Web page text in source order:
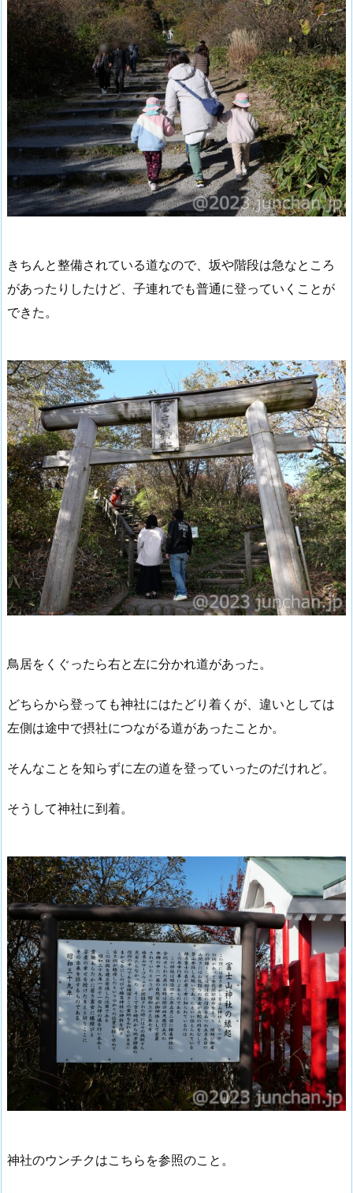
きちんと整備されている道なので、坂や階段は急なところ
があったりしたけど、子連れでも普通に登っていくことが
できた。
鳥居をくぐったら右と左に分かれ道があった。
どちらから登っても神社にはたどり着くが、違いとしては
左側は途中で摂社につながる道があったことか。
そんなことを知らずに左の道を登っていったのだけれど。
そうして神社に到着。
神社のウンチクはこちらを参照のこと。